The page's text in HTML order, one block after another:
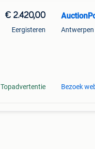
€ 2.420,00
Eergisteren
Topadvertentie
Antwerpen
Bezoek